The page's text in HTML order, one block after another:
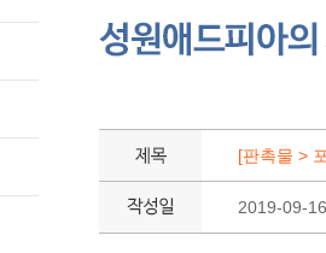
[판촉물 >
2019-09-16